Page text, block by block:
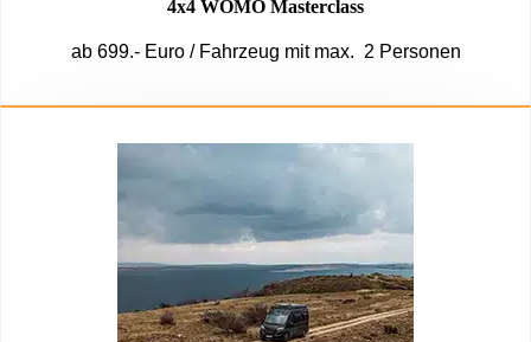
4x4 WOMO Masterclass
ab 699.- Euro / Fahrzeug mit max. 2 Personen